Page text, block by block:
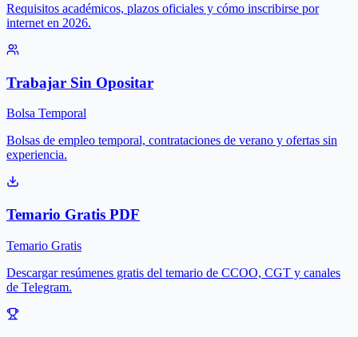
Requisitos académicos, plazos oficiales y cómo inscribirse por
internet en 2026.
Trabajar Sin Opositar
Bolsa Temporal
Bolsas de empleo temporal, contrataciones de verano y ofertas sin
experiencia.
Temario Gratis PDF
Temario Gratis
Descargar resúmenes gratis del temario de CCOO, CGT y canales
de Telegram.